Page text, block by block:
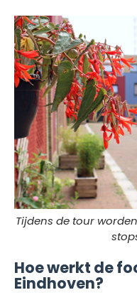
Tijdens de tour
Hoe werkt de
Eindhoven?